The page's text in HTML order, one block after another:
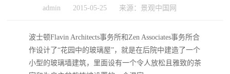
admin 2015-05-25 来源：景观中国网
波士顿Flavin Architects事务所和Zen Associates事务所合
作设计了“花园中的玻璃屋”，就是在后院中建造了一个
小型的玻璃墙建筑，里面设有一个令人放松且雅致的茶